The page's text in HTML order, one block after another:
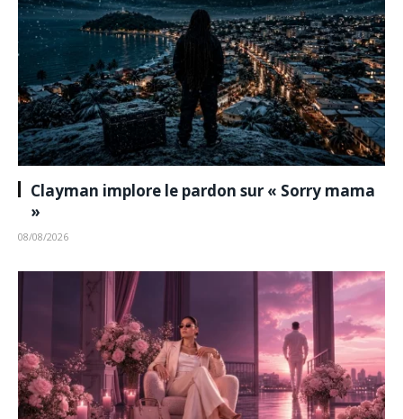
Clayman implore le pardon sur « Sorry mama
»
08/08/2026